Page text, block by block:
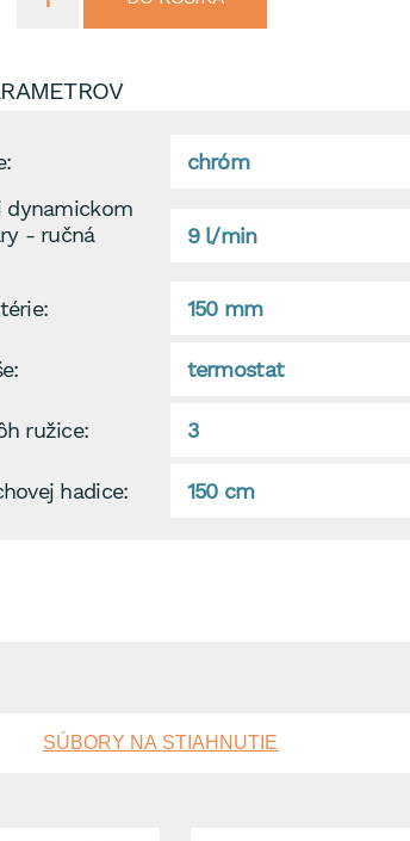
chróm
dynamickom
- ručná
9 l/min
150 mm
termostat
ružice: 3
hadice: 150 cm
SÚBORY NA STIAHNUTIE